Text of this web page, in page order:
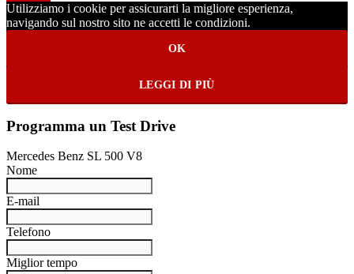
Utilizziamo i cookie per assicurarti la migliore esperienza,
navigando sul nostro sito ne accetti le condizioni.
OK
LEGGI DI PIÙ
Programma un Test Drive
Mercedes Benz SL 500 V8
Nome
E-mail
Telefono
Miglior tempo